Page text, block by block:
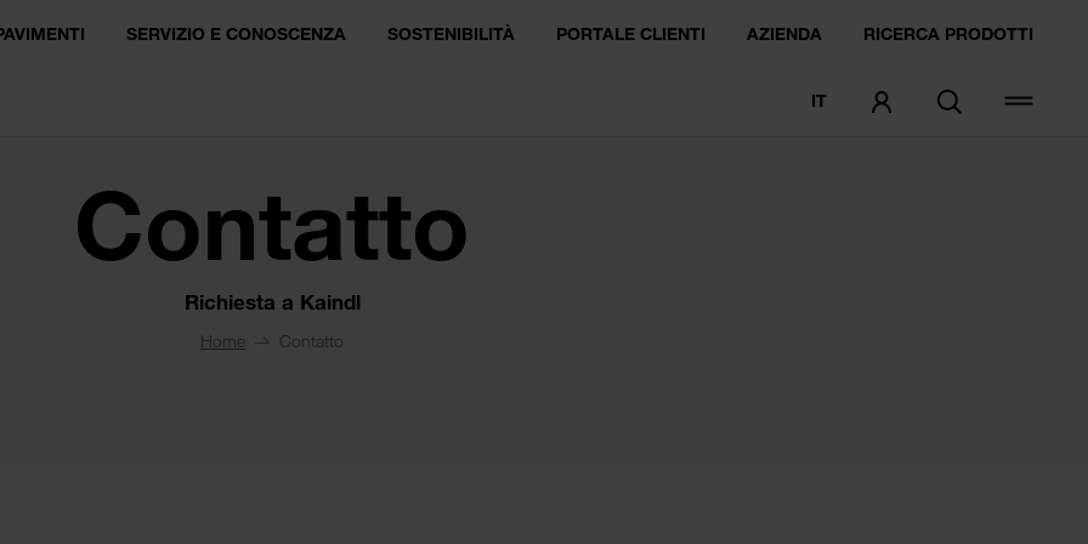
SERVIZIO E CONOSCENZA SOSTENIBILITÀ PORTALE CLIENTI AZIENDA RICERCA PRODOTTI
IT
Contatto
Richiesta a Kaindl
Home Contatto